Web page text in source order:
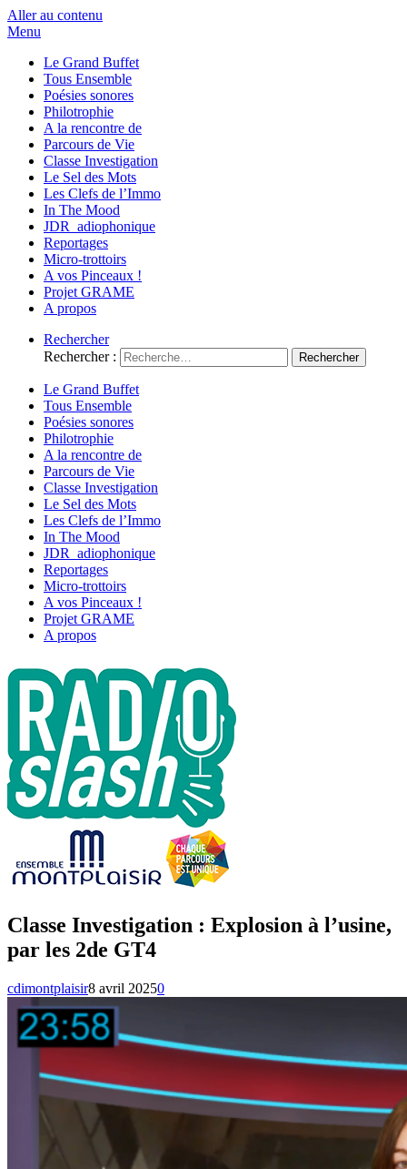
Aller au contenu
Menu
Le Grand Buffet
Tous Ensemble
Poésies sonores
Philotrophie
A la rencontre de
Parcours de Vie
Classe Investigation
Le Sel des Mots
Les Clefs de l’Immo
In The Mood
JDR_adiophonique
Reportages
Micro-trottoirs
A vos Pinceaux !
Projet GRAME
A propos
Rechercher
Rechercher :
Le Grand Buffet
Tous Ensemble
Poésies sonores
Philotrophie
A la rencontre de
Parcours de Vie
Classe Investigation
Le Sel des Mots
Les Clefs de l’Immo
In The Mood
JDR_adiophonique
Reportages
Micro-trottoirs
A vos Pinceaux !
Projet GRAME
A propos
Classe Investigation : Explosion à l’usine,
par les 2de GT4
cdimontplaisir8 avril 20250